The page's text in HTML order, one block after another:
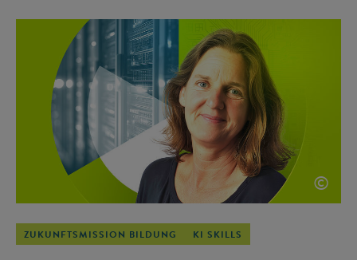
©
ZUKUNFTSMISSION BILDUNG KI SKILLS